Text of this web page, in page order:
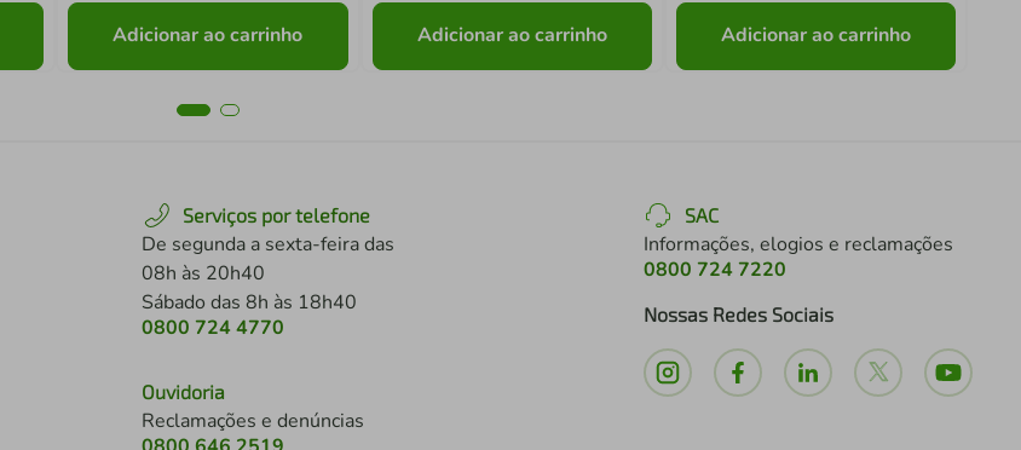
Adicionar ao carrinho Adicionar ao carrinho Adicionar ao carrinho
Serviços por telefone
De segunda a sexta-feira das
08h às 20h40
Sábado das 8h às 18h40
0800 724 4770
Ouvidoria
Reclamações e denúncias
SAC
Informações, elogios e reclamações
0800 724 7220
Nossas Redes Sociais